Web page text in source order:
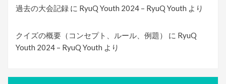
過去の大会記録 に RyuQ Youth 2024 – RyuQ Youth より
クイズの概要（コンセプト、ルール、例題） に RyuQ
Youth 2024 – RyuQ Youth より